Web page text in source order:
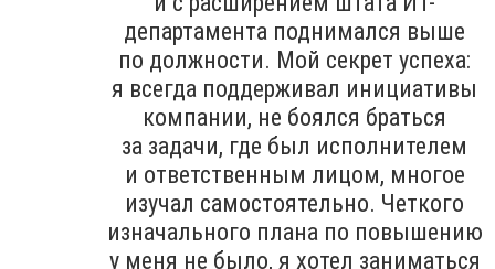
департамента поднимался выше
по должности. Мой секрет успеха:
я всегда поддерживал инициативы
компании, не боялся браться
за задачи, где был исполнителем
и ответственным лицом, многое
изучал самостоятельно. Четкого
изначального плана по повышению
у меня не было, я хотел заниматься